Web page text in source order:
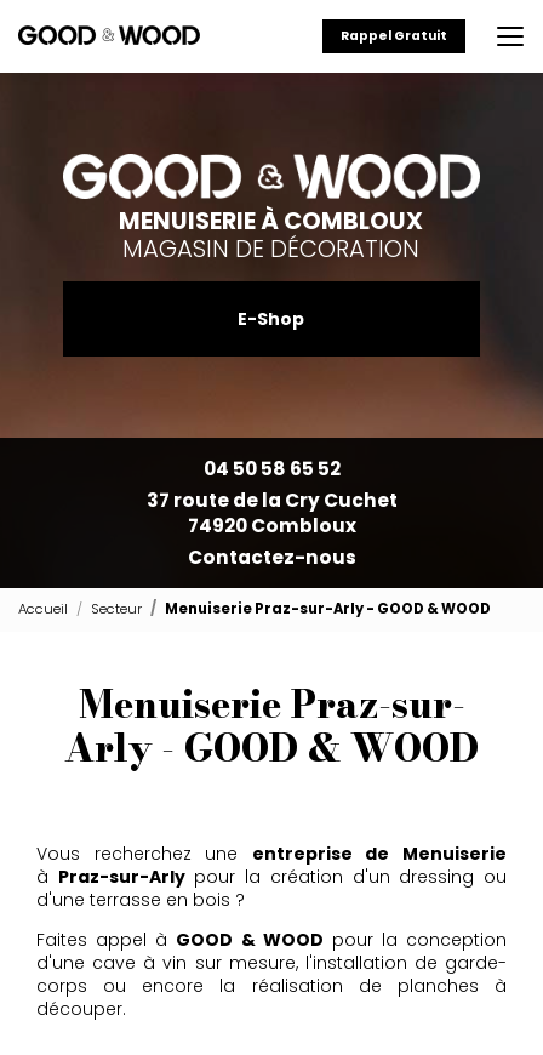
au
principal
Rappel Gratuit
MENUISERIE À COMBLOUX
MAGASIN DE DÉCORATION
E-Shop
04 50 58 65 52
37 route de la Cry Cuchet
74920 Combloux
Contactez-nous
Accueil Secteur Menuiserie Praz-sur-Arly - GOOD & WOOD
Menuiserie Praz-sur-
Arly - GOOD & WOOD
Vous recherchez une entreprise de Menuiserie
à Praz-sur-Arlypour la création d'un dressing ou
d'une terrasse en bois ?
Faites appel à GOOD & WOOD pour la conception
d'une cave à vin sur mesure, l'installation de garde-
corps ou encore la réalisation de planches à
découper.